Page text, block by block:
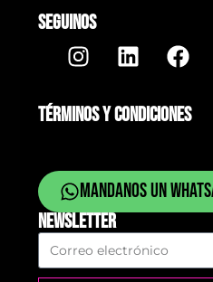
SEGUINOS
TÉRMINOS Y CONDICIONES
Mandanos un
NEWSLETTER